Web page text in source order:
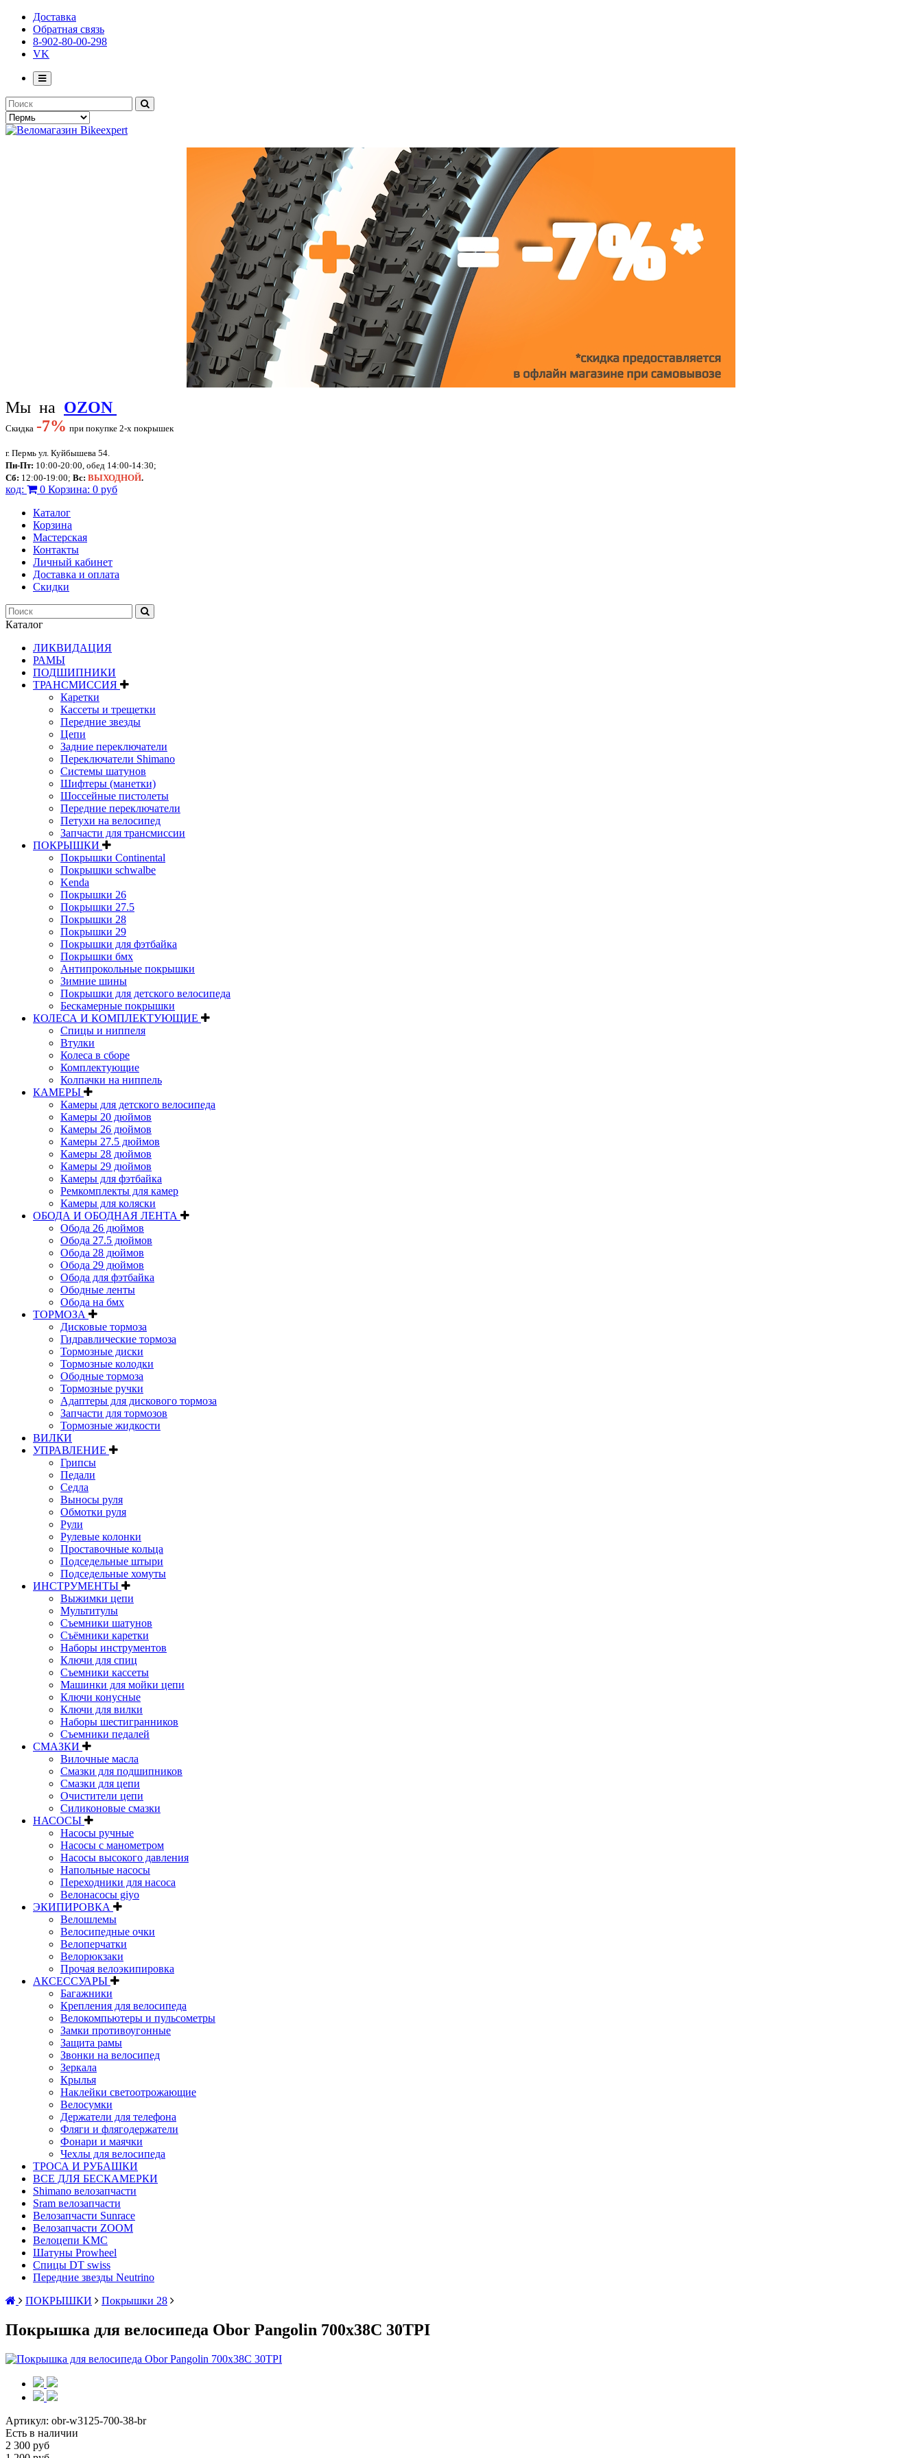
Доставка
Обратная связь
8-902-80-00-298
VK
Мы на OZON
Скидка -7% при покупке 2-х покрышек
г. Пермь ул. Куйбышева 54.
Пн-Пт: 10:00-20:00, обед 14:00-14:30;
Сб: 12:00-19:00; Вс: ВЫХОДНОЙ.
код: 0 Корзина: 0 руб
Каталог
Корзина
Мастерская
Контакты
Личный кабинет
Доставка и оплата
Скидки
Каталог
ЛИКВИДАЦИЯ
РАМЫ
ПОДШИПНИКИ
ТРАНСМИССИЯ
Каретки
Кассеты и трещетки
Передние звезды
Цепи
Задние переключатели
Переключатели Shimano
Системы шатунов
Шифтеры (манетки)
Шоссейные пистолеты
Передние переключатели
Петухи на велосипед
Запчасти для трансмиссии
ПОКРЫШКИ
Покрышки Continental
Покрышки schwalbe
Kenda
Покрышки 26
Покрышки 27.5
Покрышки 28
Покрышки 29
Покрышки для фэтбайка
Покрышки бмх
Антипрокольные покрышки
Зимние шины
Покрышки для детского велосипеда
Бескамерные покрышки
КОЛЕСА И КОМПЛЕКТУЮЩИЕ
Спицы и ниппеля
Втулки
Колеса в сборе
Комплектующие
Колпачки на ниппель
КАМЕРЫ
Камеры для детского велосипеда
Камеры 20 дюймов
Камеры 26 дюймов
Камеры 27.5 дюймов
Камеры 28 дюймов
Камеры 29 дюймов
Камеры для фэтбайка
Ремкомплекты для камер
Камеры для коляски
ОБОДА И ОБОДНАЯ ЛЕНТА
Обода 26 дюймов
Обода 27.5 дюймов
Обода 28 дюймов
Обода 29 дюймов
Обода для фэтбайка
Ободные ленты
Обода на бмх
ТОРМОЗА
Дисковые тормоза
Гидравлические тормоза
Тормозные диски
Тормозные колодки
Ободные тормоза
Тормозные ручки
Адаптеры для дискового тормоза
Запчасти для тормозов
Тормозные жидкости
ВИЛКИ
УПРАВЛЕНИЕ
Грипсы
Педали
Седла
Выносы руля
Обмотки руля
Рули
Рулевые колонки
Проставочные кольца
Подседельные штыри
Подседельные хомуты
ИНСТРУМЕНТЫ
Выжимки цепи
Мультитулы
Съемники шатунов
Съёмники каретки
Наборы инструментов
Ключи для спиц
Съемники кассеты
Машинки для мойки цепи
Ключи конусные
Ключи для вилки
Наборы шестигранников
Съемники педалей
СМАЗКИ
Вилочные масла
Смазки для подшипников
Смазки для цепи
Очистители цепи
Силиконовые смазки
НАСОСЫ
Насосы ручные
Насосы с манометром
Насосы высокого давления
Напольные насосы
Переходники для насоса
Велонасосы giyo
ЭКИПИРОВКА
Велошлемы
Велосипедные очки
Велоперчатки
Велорюкзаки
Прочая велоэкипировка
АКСЕССУАРЫ
Багажники
Крепления для велосипеда
Велокомпьютеры и пульсометры
Замки противоугонные
Защита рамы
Звонки на велосипед
Зеркала
Крылья
Наклейки светоотрожающие
Велосумки
Держатели для телефона
Фляги и флягодержатели
Фонари и маячки
Чехлы для велосипеда
ТРОСА И РУБАШКИ
ВСЕ ДЛЯ БЕСКАМЕРКИ
Shimano велозапчасти
Sram велозапчасти
Велозапчасти Sunrace
Велозапчасти ZOOM
Велоцепи KMC
Шатуны Prowheel
Спицы DT swiss
Передние звезды Neutrino
ПОКРЫШКИ
Покрышки 28
Покрышка для велосипеда Obor Pangolin 700x38C 30TPI
Артикул: obr-w3125-700-38-br
Есть в наличии
2 300 руб